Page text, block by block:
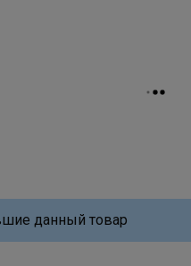
данный товар